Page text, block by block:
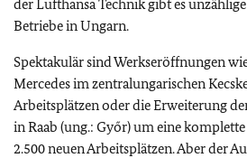
der Lufthansa Technik gibt es
Betriebe in Ungarn.
Spektakulär sind Werkseröffnungen
Mercedes im zentralungarischen
Arbeitsplätzen oder die Erweiterung
in Raab (ung.: Győr) um eine
2.500 neuen Arbeitsplätzen. Aber der